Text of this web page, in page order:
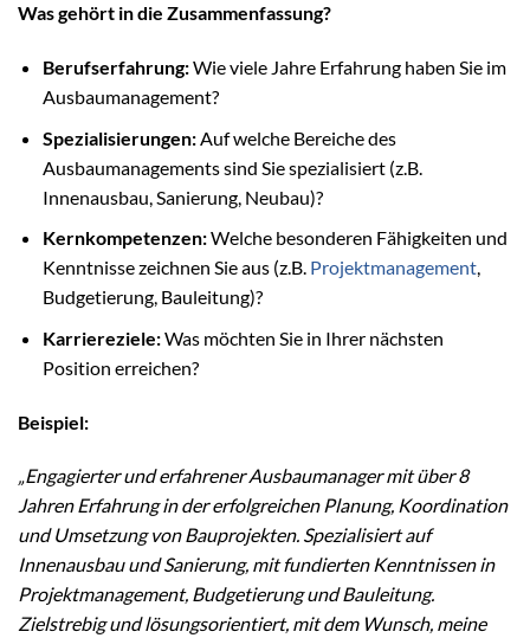
Was gehört in die Zusammenfassung?
Berufserfahrung:Wie viele Jahre Erfahrung haben Sie im
Ausbaumanagement?
Spezialisierungen:Auf welche Bereiche des
Ausbaumanagements sind Sie spezialisiert (z.B.
Innenausbau, Sanierung, Neubau)?
Kernkompetenzen:Welche besonderen Fähigkeiten und
Kenntnisse zeichnen Sie aus (z.B. Projektmanagement,
Budgetierung, Bauleitung)?
Karriereziele:Was möchten Sie in Ihrer nächsten
Position erreichen?
Beispiel:
„Engagierter und erfahrener Ausbaumanager mit über 8
Jahren Erfahrung in der erfolgreichen Planung, Koordination
und Umsetzung von Bauprojekten. Spezialisiert auf
Innenausbau und Sanierung, mit fundierten Kenntnissen in
Projektmanagement, Budgetierung und Bauleitung.
Zielstrebig und lösungsorientiert, mit dem Wunsch, meine